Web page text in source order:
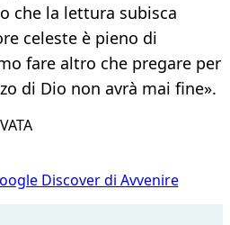
che la lettura subisca
celeste è pieno di
fare altro che pregare per
di Dio non avrà mai fine».
Discover di Avvenire